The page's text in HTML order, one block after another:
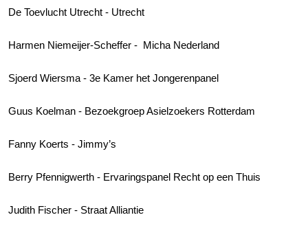
De Toevlucht Utrecht - Utrecht
Harmen Niemeijer-Scheffer - Micha Nederland
Sjoerd Wiersma - 3e Kamer het Jongerenpanel
Guus Koelman - Bezoekgroep Asielzoekers Rotterdam
Fanny Koerts - Jimmy’s
Berry Pfennigwerth - Ervaringspanel Recht op een Thuis
Judith Fischer - Straat Alliantie